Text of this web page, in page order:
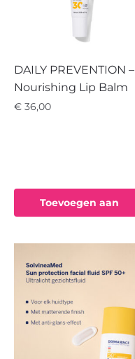
DAILY PREVENTION –
Nourishing Lip Balm
€ 36,00
Toevoegen aan